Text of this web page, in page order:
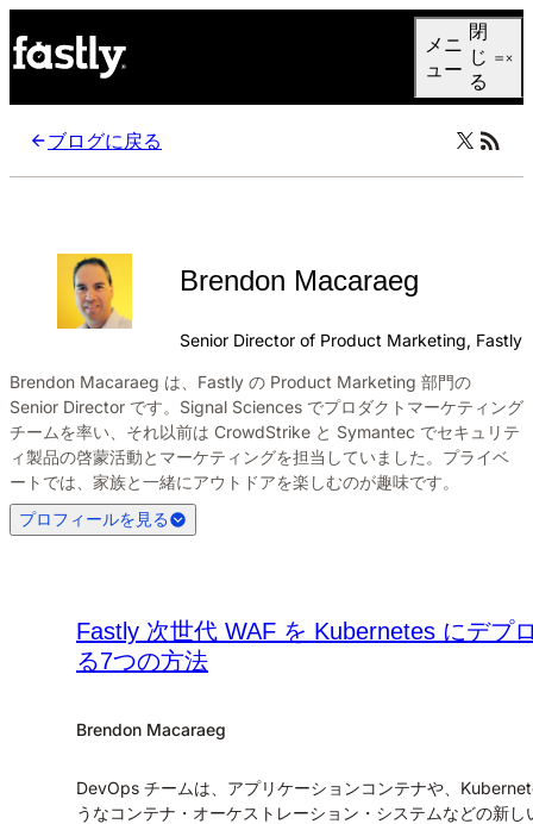
メニ
ュー
閉
じ
る
ブログに戻る
Brendon Macaraeg
Senior Director of Product Marketing, Fastly
Brendon Macaraeg は、Fastly の Product Marketing 部門の
Senior Director です。Signal Sciences でプロダクトマーケティング
チームを率い、それ以前は CrowdStrike と Symantec でセキュリテ
ィ製品の啓蒙活動とマーケティングを担当していました。プライベ
ートでは、家族と一緒にアウトドアを楽しむのが趣味です。
プロフィールを見る
Fastly 次世代 WAF を Kubernetes にデプ
る7つの方法
Brendon Macaraeg
DevOps チームは、アプリケーションコンテナや、
うなコンテナ・オーケストレーション・システムなどの新し